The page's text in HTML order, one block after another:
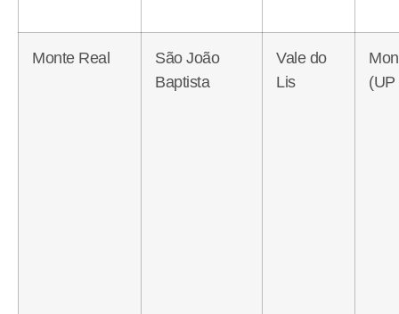
Monte Real
São João
Baptista
Vale do
Lis
(UP